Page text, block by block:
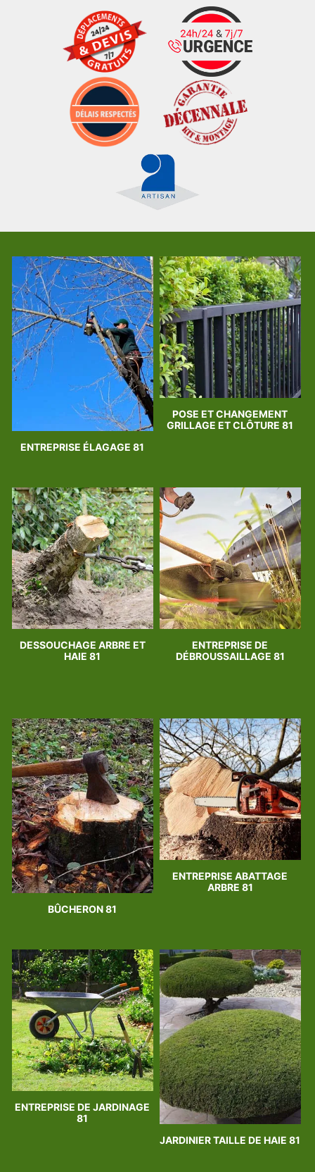
ENTREPRISE ÉLAGAGE 81
POSE ET CHANGEMENT
GRILLAGE ET CLÔTURE 81
DESSOUCHAGE ARBRE ET
HAIE 81
ENTREPRISE DE
DÉBROUSSAILLAGE 81
BÛCHERON 81
ENTREPRISE ABATTAGE
ARBRE 81
ENTREPRISE DE JARDINAGE
81
JARDINIER TAILLE DE HAIE 81